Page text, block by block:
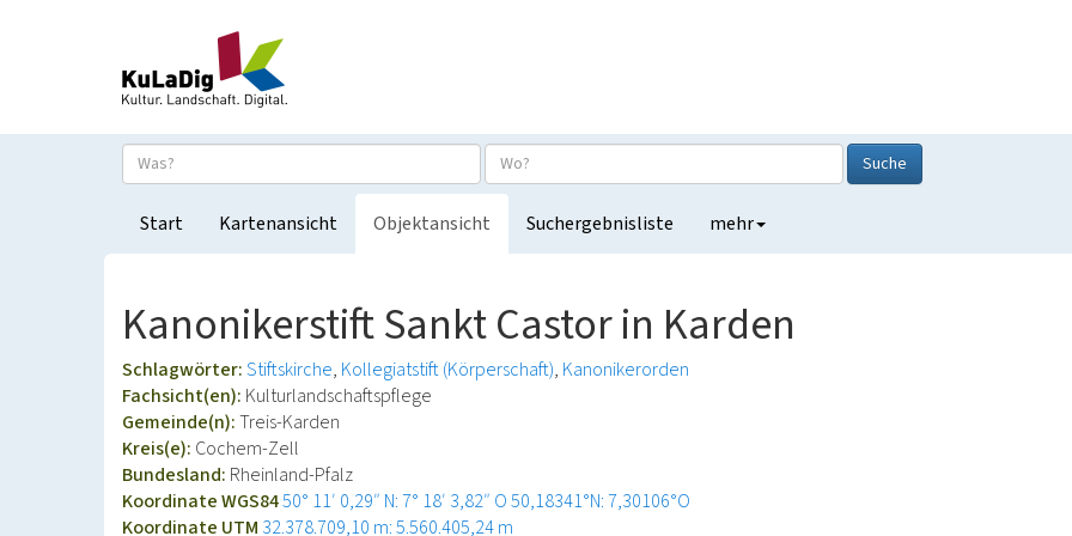
Suche
Start Kartenansicht Objektansicht Suchergebnisliste mehr
Kanonikerstift Sankt Castor in Karden
Schlagwörter:Stiftskirche Kollegiatstift (Körperschaft) Kanonikerorden
Fachsicht(en): Kulturlandschaftspflege
Gemeinde(n):Treis-Karden
Kreis(e): Cochem-Zell
Bundesland: Rheinland-Pfalz
Koordinate WGS8450° 11′ 0,29″ N: 7° 18′ 3,82″ O50,18341°N: 7,30106°O
Koordinate UTM 32.378.709,10 m: 5.560.405,24 m